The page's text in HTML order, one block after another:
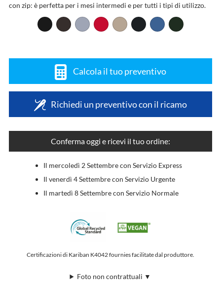
con zip: è perfetta per i mesi intermedi e per tutti i tipi di utilizzo.
Calcola il tuo preventivo
Richiedi un preventivo con il ricamo
Conferma oggi e ricevi il tuo ordine:
Il mercoledì 2 Settembre con Servizio Express
Il venerdì 4 Settembre con Servizio Urgente
Il martedì 8 Settembre con Servizio Normale
Certificazioni di Kariban K4042 fournies facilitate dal produttore.
Foto non contrattuali ▼